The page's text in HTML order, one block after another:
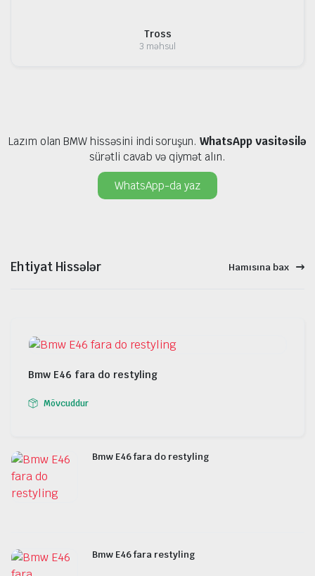
Tross
3 məhsul
Lazım olan BMW hissəsini indi soruşun.WhatsApp vasitəsilə
sürətli cavab və qiymət alın.
WhatsApp-da yaz
Ehtiyat Hissələr Hamısına bax
Bmw E46 fara do restyling
Mövcuddur
Bmw E46 fara do restyling
Bmw E46 fara restyling